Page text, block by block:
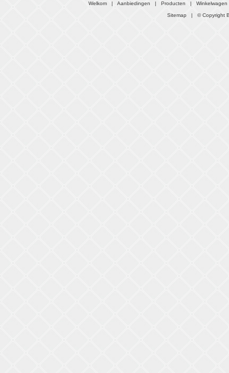
Welkom |Aanbiedingen |Producten |Winkelwagen
Sitemap | © Copyright